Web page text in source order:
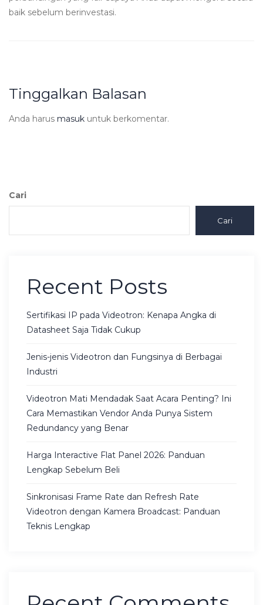
baik sebelum berinvestasi.
Tinggalkan Balasan
Anda harus masuk untuk berkomentar.
Cari
Cari
Recent Posts
Sertifikasi IP pada Videotron: Kenapa Angka di
Datasheet Saja Tidak Cukup
Jenis-jenis Videotron dan Fungsinya di Berbagai
Industri
Videotron Mati Mendadak Saat Acara Penting? Ini
Cara Memastikan Vendor Anda Punya Sistem
Redundancy yang Benar
Harga Interactive Flat Panel 2026: Panduan
Lengkap Sebelum Beli
Sinkronisasi Frame Rate dan Refresh Rate
Videotron dengan Kamera Broadcast: Panduan
Teknis Lengkap